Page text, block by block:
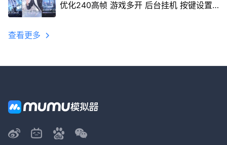
优化240高帧 游戏多开 后台挂机 按键设置
查看更多